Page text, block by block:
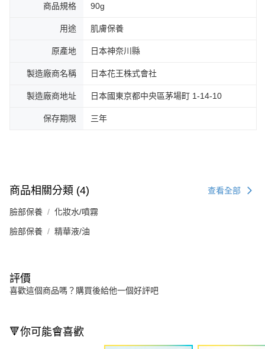
商品規格 90g
用途 肌膚保養
原產地 日本神奈川縣
製造廠商名稱 日本花王株式會社
製造廠商地址 日本國東京都中央區茅場町 1-14-10
保存期限 三年
商品相關分類 (4) 查看全部
臉部保養 化妝水/噴霧
臉部保養 精華液/油
評價
喜歡這個商品嗎？購買後給他一個好評吧
🔻你可能會喜歡